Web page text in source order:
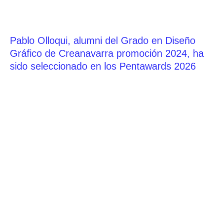
Pablo Olloqui, alumni del Grado en Diseño
Gráfico de Creanavarra promoción 2024, ha
sido seleccionado en los Pentawards 2026